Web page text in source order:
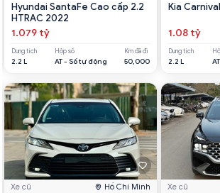
Hyundai SantaFe Cao cấp 2.2
HTRAC 2022
1.079 tỷ
Dung tích
2.2 L
Hộp số
AT - Số tự động
Km đã đi
50,000
Xe cũ Hồ Chí Minh
Kia
1.08 tỷ
Dung tích
2.2 L
Xe cũ